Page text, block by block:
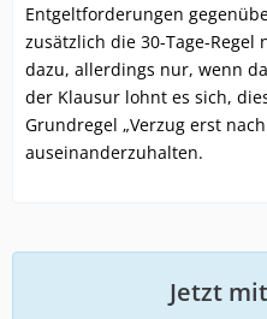
Entgeltforderungen
zusätzlich die 30-Tage-Regel
dazu, allerdings nur, wenn
der Klausur lohnt es sich,
Grundregel „Verzug erst
auseinanderzuhalten.
Jetzt